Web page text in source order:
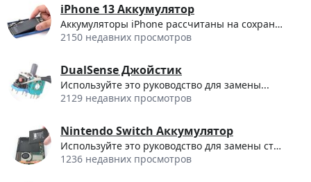
iPhone 13 Аккумулятор
Аккумуляторы iPhone рассчитаны на сохранение...
2150 недавних просмотров
DualSense Джойстик
Используйте это руководство для замены...
2129 недавних просмотров
Nintendo Switch Аккумулятор
Используйте это руководство для замены старого...
1236 недавних просмотров